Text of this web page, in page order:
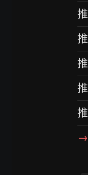
推
推
推
推
推
→